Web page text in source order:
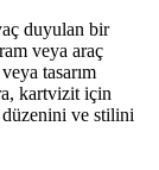
duyulan bir
veya araç
tasarım
kartvizit için
ve stilini